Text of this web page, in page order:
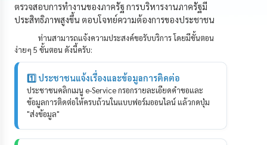
การ
ดำเนิน
เพื่อ
ป้องกัน
การ
ทุจริต
มาตรการ
ส่ง
เสริม
คุณธรรม
ตรวจสอบการทำงานของภาครัฐ การบริหารงานภาครัฐมี
ประสิทธิภาพสูงขึ้น ตอบโจทย์ความต้องการของประชาชน
ท่านสามารถแจ้งความประสงค์ขอรับบริการ โดยมีขั้นตอน
ง่ายๆ 5 ขั้นตอน ดังนี้ครับ:
1️⃣ ประชาชนแจ้งเรื่องและข้อมูลการติดต่อ
ประชาชนคลิกเมนู e-Service กรอกรายละเอียดคำขอและ
ข้อมูลการติดต่อให้ครบถ้วนในแบบฟอร์มออนไลน์ แล้วกดปุ่ม
"ส่งข้อมูล"